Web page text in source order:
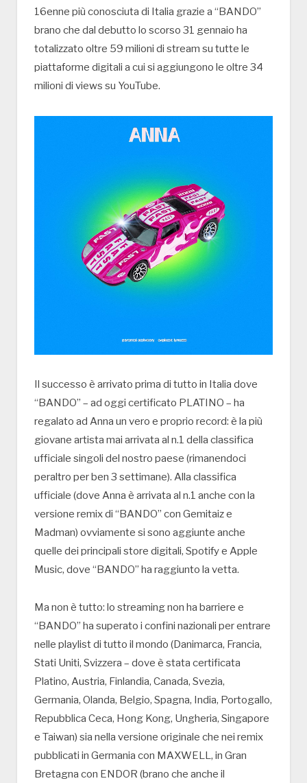
16enne più conosciuta di Italia grazie a “BANDO”
brano che dal debutto lo scorso 31 gennaio ha
totalizzato oltre 59 milioni di stream su tutte le
piattaforme digitali a cui si aggiungono le oltre 34
milioni di views su YouTube.
Il successo è arrivato prima di tutto in Italia dove
“BANDO” – ad oggi certificato PLATINO – ha
regalato ad Anna un vero e proprio record: è la più
giovane artista mai arrivata al n.1 della classifica
ufficiale singoli del nostro paese (rimanendoci
peraltro per ben 3 settimane). Alla classifica
ufficiale (dove Anna è arrivata al n.1 anche con la
versione remix di “BANDO” con Gemitaiz e
Madman) ovviamente si sono aggiunte anche
quelle dei principali store digitali, Spotify e Apple
Music, dove “BANDO” ha raggiunto la vetta.
Ma non è tutto: lo streaming non ha barriere e
“BANDO” ha superato i confini nazionali per entrare
nelle playlist di tutto il mondo (Danimarca, Francia,
Stati Uniti, Svizzera – dove è stata certificata
Platino, Austria, Finlandia, Canada, Svezia,
Germania, Olanda, Belgio, Spagna, India, Portogallo,
Repubblica Ceca, Hong Kong, Ungheria, Singapore
e Taiwan) sia nella versione originale che nei remix
pubblicati in Germania con MAXWELL, in Gran
Bretagna con ENDOR (brano che anche il